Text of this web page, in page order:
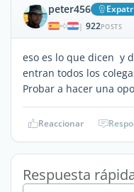
peter456
| 922POSTS
eso es lo que dicen y
entran todos los
Probar a hacer una
Reaccionar
Respuesta